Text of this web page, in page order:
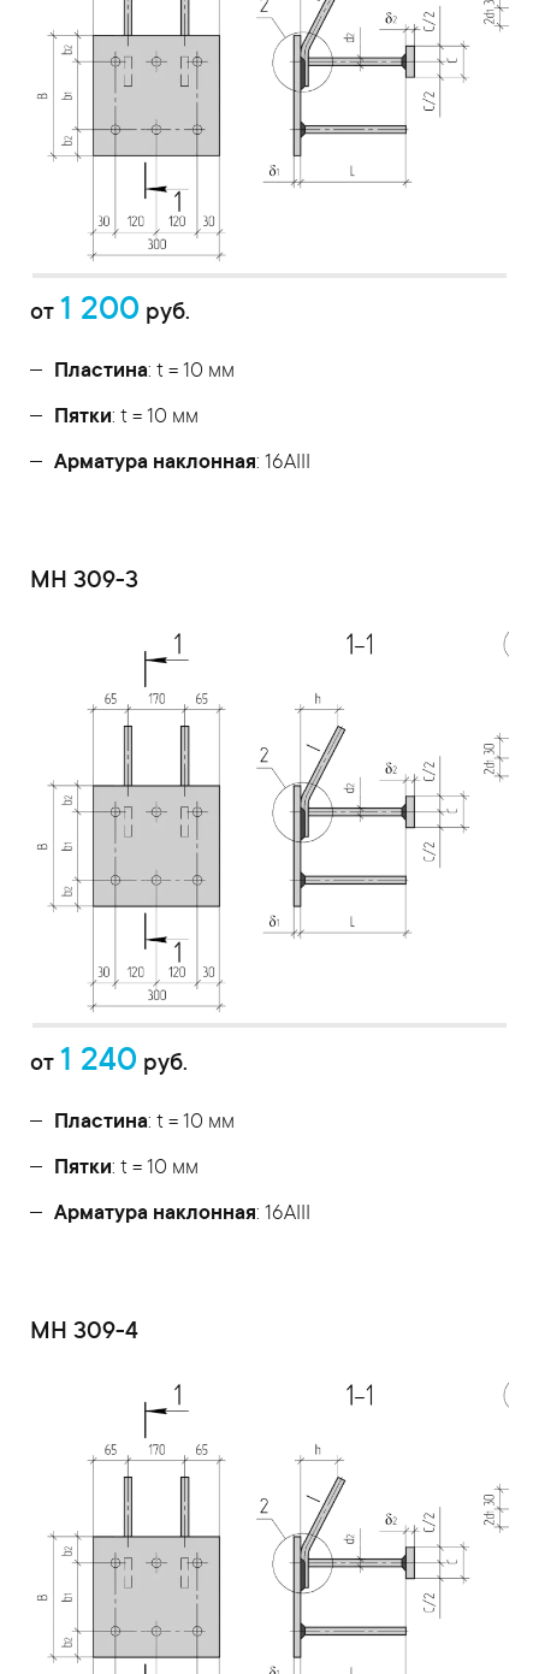
от 1 200 руб.
Пластина: t = 10 мм
Пятки: t = 10 мм
Арматура наклонная: 16AIII
МН 309-3
от 1 240 руб.
Пластина: t = 10 мм
Пятки: t = 10 мм
Арматура наклонная: 16AIII
МН 309-4